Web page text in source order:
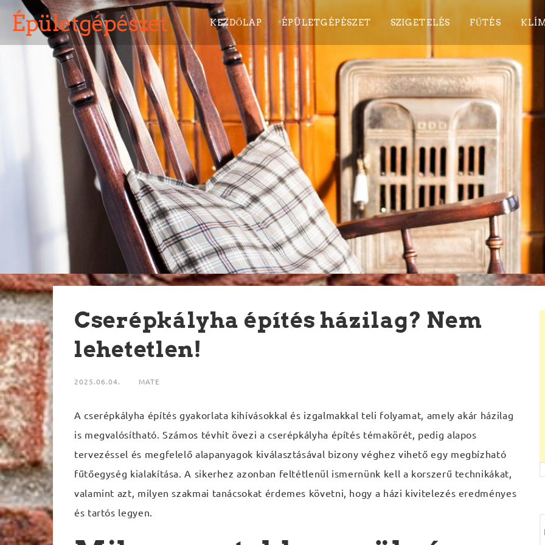
Épületgépészet KEZDŐLAP ÉPÜLETGÉPÉSZET SZIGETELÉS FŰTÉS
Cserépkályha építés házilag? Nem
lehetetlen!
2025.06.04. MATE
A cserépkályha építés gyakorlata kihívásokkal és izgalmakkal teli folyamat, amely akár házilag
is megvalósítható. Számos tévhit övezi a cserépkályha építés témakörét, pedig alapos
tervezéssel és megfelelő alapanyagok kiválasztásával bizony véghez vihető egy megbízható
fűtőegység kialakítása. A sikerhez azonban feltétlenül ismernünk kell a korszerű technikákat,
valamint azt, milyen szakmai tanácsokat érdemes követni, hogy a házi kivitelezés eredményes
és tartós legyen.
e